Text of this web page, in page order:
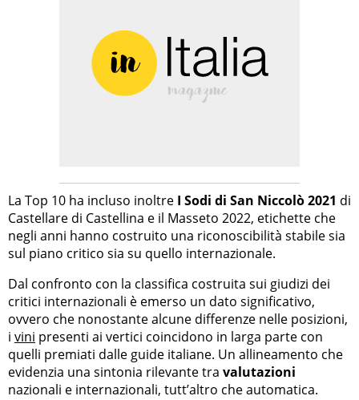
La Top 10 ha incluso inoltre I Sodi di San Niccolò 2021 di
Castellare di Castellina e il Masseto 2022, etichette che
negli anni hanno costruito una riconoscibilità stabile sia
sul piano critico sia su quello internazionale.
Dal confronto con la classifica costruita sui giudizi dei
critici internazionali è emerso un dato significativo,
ovvero che nonostante alcune differenze nelle posizioni,
i vini presenti ai vertici coincidono in larga parte con
quelli premiati dalle guide italiane. Un allineamento che
evidenzia una sintonia rilevante tra valutazioni
nazionali e internazionali, tutt’altro che automatica.